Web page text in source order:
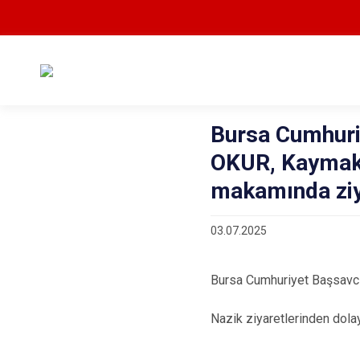
Bursa
OKUR,
makamında
03.07.2025
Bursa Cumhuriyet
Nazik ziyaretlerinden